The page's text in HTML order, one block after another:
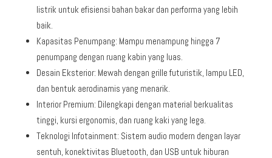
listrik untuk efisiensi bahan bakar dan performa yang lebih
baik.
Kapasitas Penumpang: Mampu menampung hingga 7
penumpang dengan ruang kabin yang luas.
Desain Eksterior: Mewah dengan grille futuristik, lampu LED,
dan bentuk aerodinamis yang menarik.
Interior Premium: Dilengkapi dengan material berkualitas
tinggi, kursi ergonomis, dan ruang kaki yang lega.
Teknologi Infotainment: Sistem audio modern dengan layar
sentuh, konektivitas Bluetooth, dan USB untuk hiburan